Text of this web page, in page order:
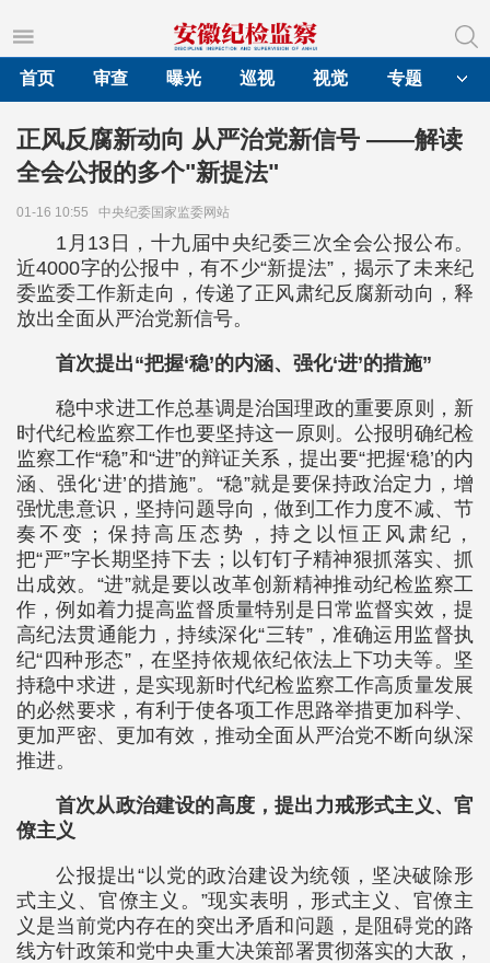
首页
审查 曝光 巡视 视觉 专题
正风反腐新动向 从严治党新信号 ——解读
全会公报的多个"新提法"
01-16 10:55 中央纪委国家监委网站
1月13日，十九届中央纪委三次全会公报公布。
近4000字的公报中，有不少“新提法”，揭示了未来纪
委监委工作新走向，传递了正风肃纪反腐新动向，释
放出全面从严治党新信号。
首次提出“把握‘稳’的内涵、强化‘进’的措施”
稳中求进工作总基调是治国理政的重要原则，新
时代纪检监察工作也要坚持这一原则。公报明确纪检
监察工作“稳”和“进”的辩证关系，提出要“把握‘稳’的内
涵、强化‘进’的措施”。“稳”就是要保持政治定力，增
强忧患意识，坚持问题导向，做到工作力度不减、节
奏不变；保持高压态势，持之以恒正风肃纪，
把“严”字长期坚持下去；以钉钉子精神狠抓落实、抓
出成效。“进”就是要以改革创新精神推动纪检监察工
作，例如着力提高监督质量特别是日常监督实效，提
高纪法贯通能力，持续深化“三转”，准确运用监督执
纪“四种形态”，在坚持依规依纪依法上下功夫等。坚
持稳中求进，是实现新时代纪检监察工作高质量发展
的必然要求，有利于使各项工作思路举措更加科学、
更加严密、更加有效，推动全面从严治党不断向纵深
推进。
首次从政治建设的高度，提出力戒形式主义、官
僚主义
公报提出“以党的政治建设为统领，坚决破除形
式主义、官僚主义。”现实表明，形式主义、官僚主
义是当前党内存在的突出矛盾和问题，是阻碍党的路
线方针政策和党中央重大决策部署贯彻落实的大敌，